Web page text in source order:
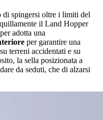
di spingersi oltre i limiti del
il Land Hopper
adotta una
per garantire una
terreni accidentati e su
la sella posizionata a
da seduti, che di alzarsi